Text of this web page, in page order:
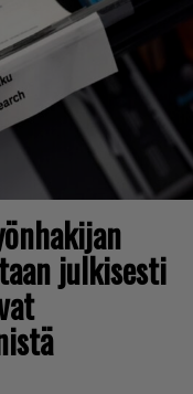
julkisesti